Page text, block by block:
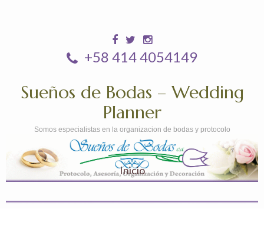
+58 414 4054149
Sueños de Bodas – Wedding
Planner
Somos especialistas en la organizacion de bodas y protocolo
Inicio